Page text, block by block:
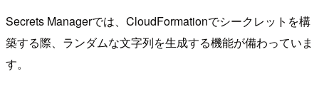
Secrets Managerでは、CloudFormationでシークレットを構
築する際、ランダムな文字列を生成する機能が備わっていま
す。